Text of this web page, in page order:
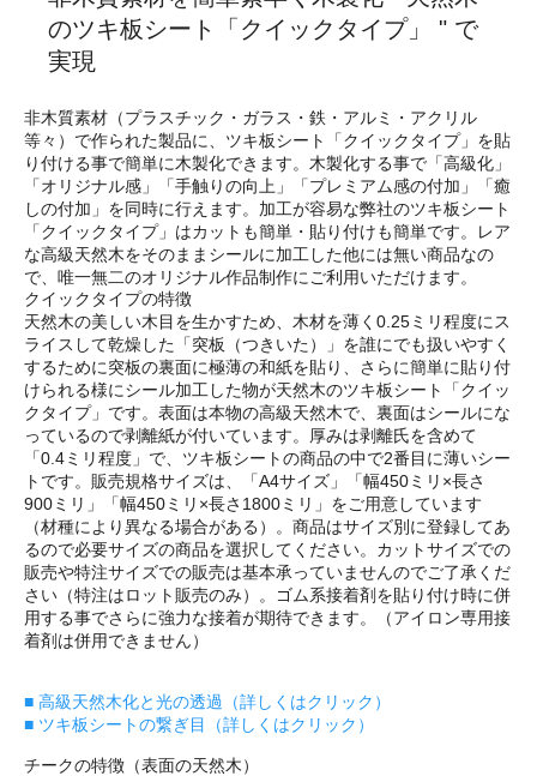
のツキ板シート「クイックタイプ」 " で
実現
非木質素材（プラスチック・ガラス・鉄・アルミ・アクリル
等々）で作られた製品に、ツキ板シート「クイックタイプ」を貼
り付ける事で簡単に木製化できます。木製化する事で「高級化」
「オリジナル感」「手触りの向上」「プレミアム感の付加」「癒
しの付加」を同時に行えます。加工が容易な弊社のツキ板シート
「クイックタイプ」はカットも簡単・貼り付けも簡単です。レア
な高級天然木をそのままシールに加工した他には無い商品なの
で、唯一無二のオリジナル作品制作にご利用いただけます。
クイックタイプの特徴
天然木の美しい木目を生かすため、木材を薄く0.25ミリ程度にス
ライスして乾燥した「突板（つきいた）」を誰にでも扱いやすく
するために突板の裏面に極薄の和紙を貼り、さらに簡単に貼り付
けられる様にシール加工した物が天然木のツキ板シート「クイッ
クタイプ」です。表面は本物の高級天然木で、裏面はシールにな
っているので剥離紙が付いています。厚みは剥離氏を含めて
「0.4ミリ程度」で、ツキ板シートの商品の中で2番目に薄いシー
トです。販売規格サイズは、「A4サイズ」「幅450ミリ×長さ
900ミリ」「幅450ミリ×長さ1800ミリ」をご用意しています
（材種により異なる場合がある）。商品はサイズ別に登録してあ
るので必要サイズの商品を選択してください。カットサイズでの
販売や特注サイズでの販売は基本承っていませんのでご了承くだ
さい（特注はロット販売のみ）。ゴム系接着剤を貼り付け時に併
用する事でさらに強力な接着が期待できます。（アイロン専用接
着剤は併用できません）
■ 高級天然木化と光の透過（詳しくはクリック）
■ ツキ板シートの繋ぎ目（詳しくはクリック）
チークの特徴（表面の天然木）